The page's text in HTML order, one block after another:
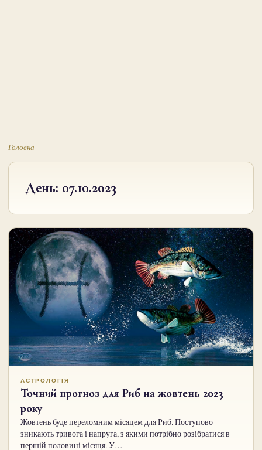
Головна
День: 07.10.2023
АСТРОЛОГІЯ
Точний прогноз для Риб на жовтень 2023
року
Жовтень буде переломним місяцем для Риб. Поступово
зникають тривога і напруга, з якими потрібно розібратися в
першій половині місяця. У…